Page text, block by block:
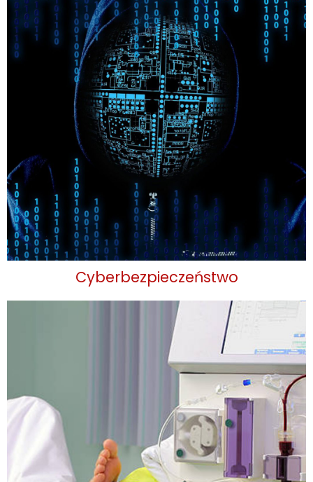
Cyberbezpieczeństwo